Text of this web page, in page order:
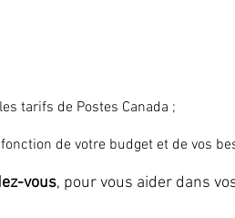
tarifs de Postes Canada ;
de votre budget et de vos
­vous, pour vous aider dans